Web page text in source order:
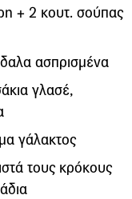
+ 2 κουτ. σούπας
ασπρισμένα
γλασέ,
γάλακτος
τους κρόκους